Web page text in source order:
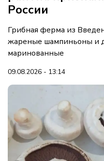
России
Грибная ферма из
жареные шампиньоны и
маринованные
09.08.2026 - 13:14